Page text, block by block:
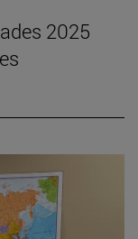
2025